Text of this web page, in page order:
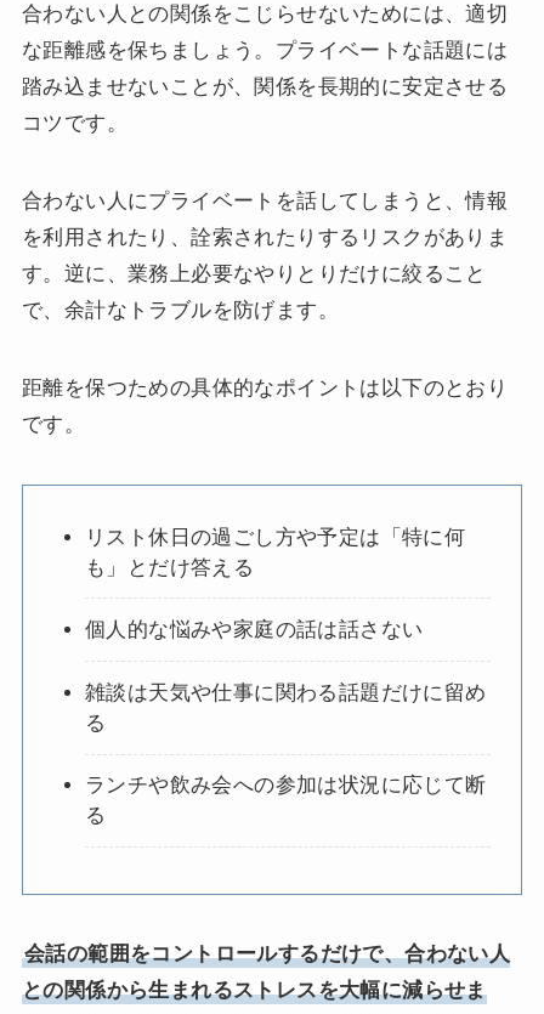
合わない人との関係をこじらせないためには、適切
な距離感を保ちましょう。プライベートな話題には
踏み込ませないことが、関係を長期的に安定させる
コツです。
合わない人にプライベートを話してしまうと、情報
を利用されたり、詮索されたりするリスクがありま
す。逆に、業務上必要なやりとりだけに絞ること
で、余計なトラブルを防げます。
距離を保つための具体的なポイントは以下のとおり
です。
リスト休日の過ごし方や予定は「特に何
も」とだけ答える
個人的な悩みや家庭の話は話さない
雑談は天気や仕事に関わる話題だけに留め
る
ランチや飲み会への参加は状況に応じて断
る
会話の範囲をコントロールするだけで、合わない人
との関係から生まれるストレスを大幅に減らせま